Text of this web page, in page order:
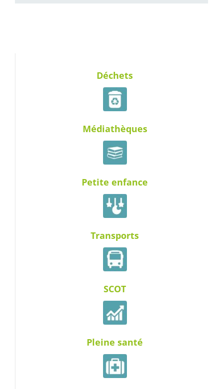
Déchets
Médiathèques
Petite enfance
Transports
SCOT
Pleine santé